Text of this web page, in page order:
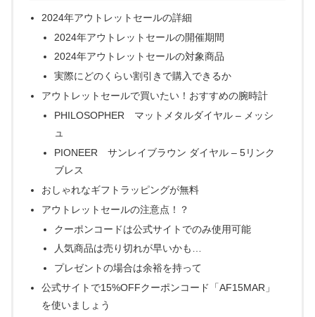
2024年アウトレットセールの詳細
2024年アウトレットセールの開催期間
2024年アウトレットセールの対象商品
実際にどのくらい割引きで購入できるか
アウトレットセールで買いたい！おすすめの腕時計
PHILOSOPHER マットメタルダイヤル – メッシ
ュ
PIONEER サンレイブラウン ダイヤル – 5リンク
ブレス
おしゃれなギフトラッピングが無料
アウトレットセールの注意点！？
クーポンコードは公式サイトでのみ使用可能
人気商品は売り切れが早いかも…
プレゼントの場合は余裕を持って
公式サイトで15%OFFクーポンコード「AF15MAR」
を使いましょう